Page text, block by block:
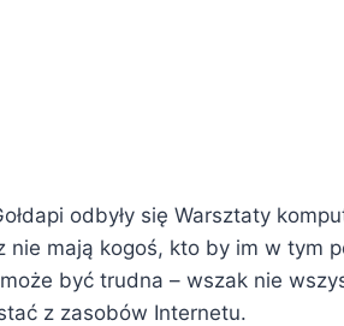
odbyły się Warsztaty
mają kogoś, kto by im w tym
być trudna – wszak nie
z zasobów Internetu.